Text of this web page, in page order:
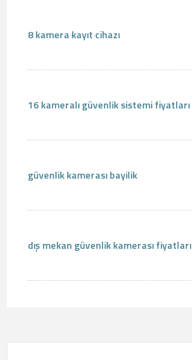
8 kamera kayıt cihazı
16 kameralı güvenlik sistemi fiyatları
güvenlik kamerası bayilik
dış mekan güvenlik kamerası fiyatları